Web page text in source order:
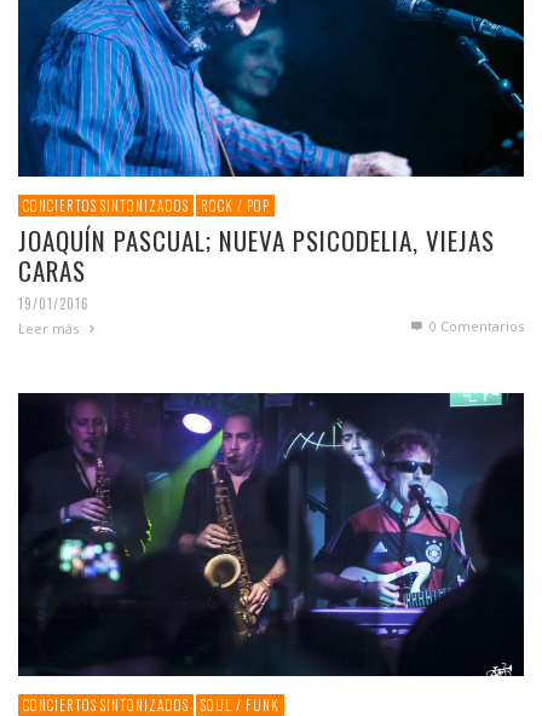
CONCIERTOS SINTONIZADOS ROCK / POP
JOAQUÍN PASCUAL; NUEVA PSICODELIA, VIEJAS
CARAS
19/01/2016
Leer más 0 Comentarios
CONCIERTOS SINTONIZADOS SOUL / FUNK